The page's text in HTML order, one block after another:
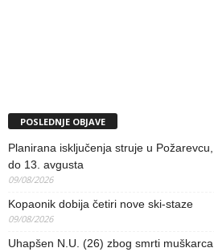
POSLEDNJE OBJAVE
Planirana isključenja struje u
do 13. avgusta
09/08/2026
Kopaonik dobija četiri nove ski-staze
09/08/2026
Uhapšen N.U. (26) zbog smrti